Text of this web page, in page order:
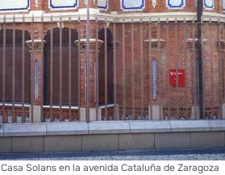
Casa Solans en la avenida Cataluña de Zaragoza